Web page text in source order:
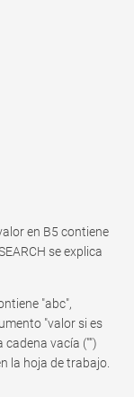
en B5 contiene
se explica
"abc",
"valor si es
cadena vacía ("")
la hoja de trabajo.